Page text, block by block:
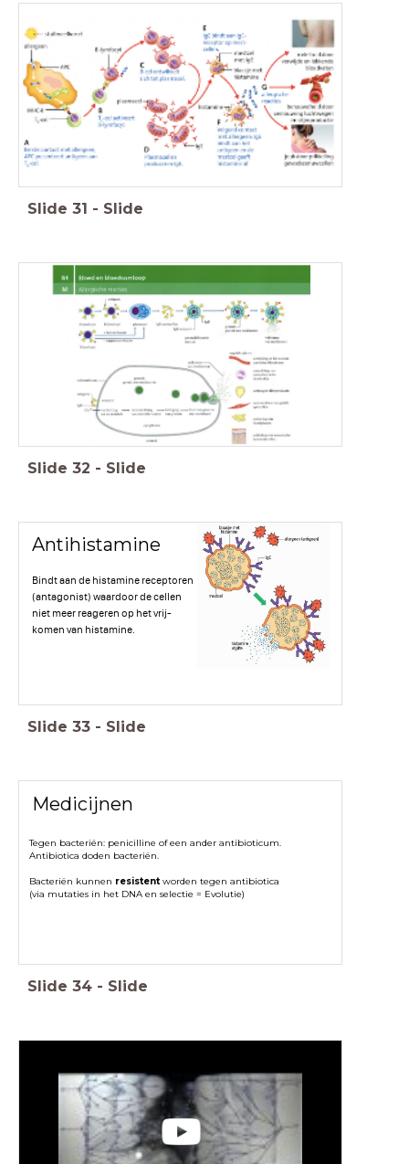
Slide 31 - Slide
Slide 32 - Slide
Antihistamine
Bindt aan de histamine receptoren
(antagonist) waardoor de cellen
niet meer reageren op het vrij-
komen van histamine.
Slide 33 - Slide
Medicijnen
Tegen bacteriën: penicilline of een ander antibioticum.
Antibiotica doden bacteriën.
Bacteriën kunnen resistent worden tegen antibiotica
(via mutaties in het DNA en selectie = Evolutie)
Slide 34 - Slide